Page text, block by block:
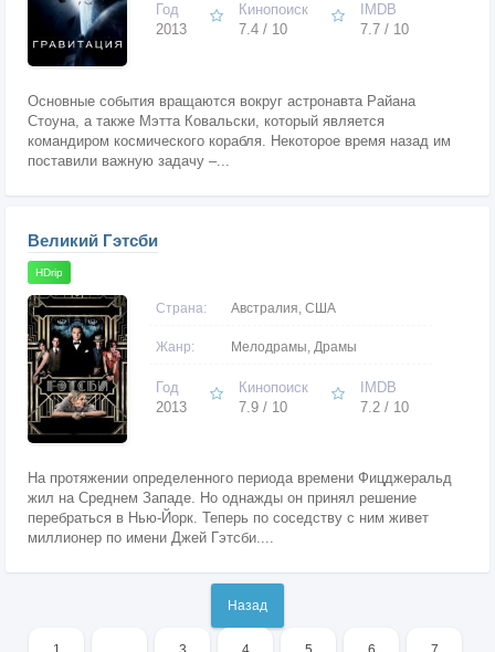
Год
2013
Кинопоиск
7.4 / 10
IMDB
7.7 / 10
Основные события вращаются вокруг астронавта Райана
Стоуна, а также Мэтта Ковальски, который является
командиром космического корабля. Некоторое время назад им
поставили важную задачу –...
Великий Гэтсби
HDrip
Страна: Австралия, США
Жанр: Мелодрамы, Драмы
Год
2013
Кинопоиск
7.9 / 10
IMDB
7.2 / 10
На протяжении определенного периода времени Фицджеральд
жил на Среднем Западе. Но однажды он принял решение
перебраться в Нью-Йорк. Теперь по соседству с ним живет
миллионер по имени Джей Гэтсби....
Назад